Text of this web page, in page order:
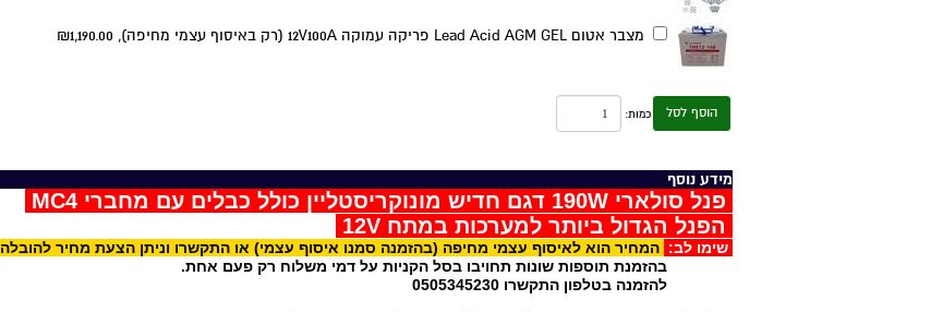
מצבר אטום Lead Acid AGM GEL פריקה עמוקה 12V100A (רק באיסוף עצמי מחיפה), ₪1,190.00
הוסף לסל כמות:
מידע נוסף
פנל סולארי 190W דגם חדיש מונוקריסטליין כולל כבלים עם מחברי MC4
הפנל הגדול ביותר למערכות במתח 12V
שימו לב: המחיר הוא לאיסוף עצמי מחיפה (בהזמנה סמנו איסוף עצמי) או התקשרו וניתן הצעת מחיר להובלה
בהזמנת תוספות שונות תחויבו בסל הקניות על דמי משלוח רק פעם אחת.
להזמנה בטלפון התקשרו 0505345230